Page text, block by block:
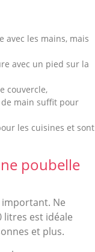
avec les mains, mais
avec un pied sur la
couvercle,
main suffit pour
les cuisines et sont
poubelle
Ne
litres est idéale
et plus.